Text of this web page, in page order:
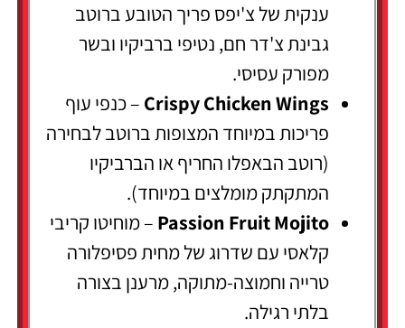
ענקית של צ'יפס פריך הטובע ברוטב
גבינת צ'דר חם, נטיפי ברביקיו ובשר
מפורק עסיסי.
Crispy Chicken Wings – כנפי עוף
פריכות במיוחד המצופות ברוטב לבחירה
(רוטב הבאפלו החריף או הברביקיו
המתקתק מומלצים במיוחד).
Passion Fruit Mojito – מוחיטו קריבי
קלאסי עם שדרוג של מחית פסיפלורה
טרייה וחמוצה-מתוקה, מרענן בצורה
בלתי רגילה.